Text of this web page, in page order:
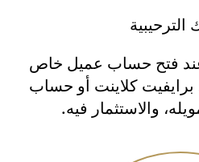
الترحيبية
عند فتح حساب عميل خاص
كلاينت أو حساب
والاستثمار فيه.